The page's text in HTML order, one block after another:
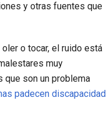
y otras fuentes que
o tocar, el ruido está
muy
son un problema
padecen discapacidad